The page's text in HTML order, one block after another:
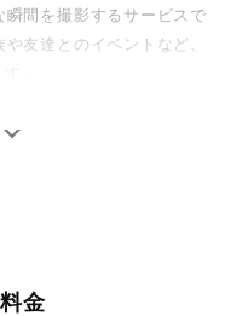
間を撮影するサービスで
友達とのイベントなど、
っても見返したくなるよ
47都道府県に在籍してい
金